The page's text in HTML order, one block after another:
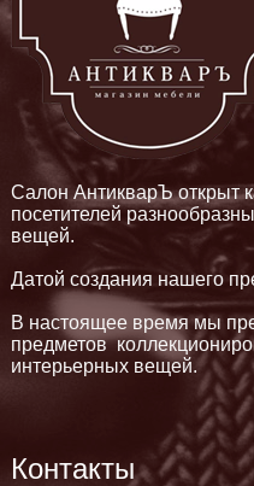
Салон АнтикварЪ открыт
посетителей
вещей.
Датой создания нашего
В настоящее время мы
предметов
интерьерных вещей.
Контакты